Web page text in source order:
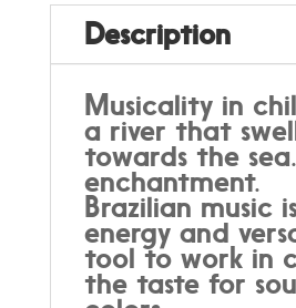
Description
Musicality in
a river that
towards the
enchantment.
Brazilian music
energy and
tool to work in
the taste for